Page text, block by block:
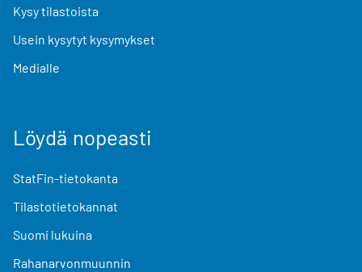
Kysy tilastoista
Usein kysytyt kysymykset
Medialle
Löydä nopeasti
StatFin-tietokanta
Tilastotietokannat
Suomi lukuina
Rahanarvonmuunnin